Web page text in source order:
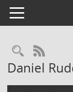
Toggle navigation
RSS-
Daniel